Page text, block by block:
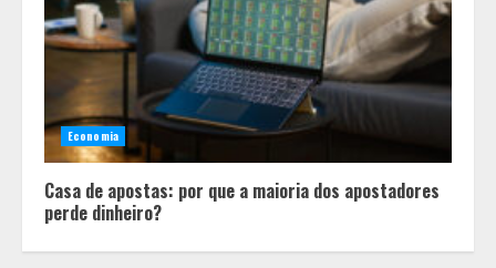
Economia
Casa de apostas: por que a maioria dos apostadores
perde dinheiro?